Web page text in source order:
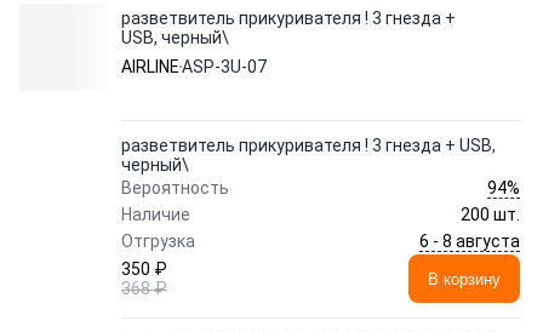
разветвитель прикуривателя ! 3 гнезда +
USB, черный\
AIRLINEASP-3U-07
разветвитель прикуривателя ! 3 гнезда + USB,
черный\
Вероятность
94%
Наличие
200 шт.
Отгрузка
6 - 8 августа
350 ₽
368 ₽
В корзину